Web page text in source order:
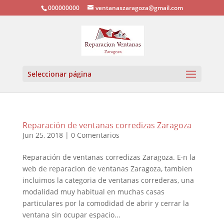
000000000 ventanaszaragoza@gmail.com
Seleccionar página
Reparación de ventanas corredizas Zaragoza
Jun 25, 2018| 0 Comentarios
Reparación de ventanas corredizas Zaragoza. E·n la
web de reparacion de ventanas Zaragoza, tambien
incluimos la categoria de ventanas correderas, una
modalidad muy habitual en muchas casas
particulares por la comodidad de abrir y cerrar la
ventana sin ocupar espacio...